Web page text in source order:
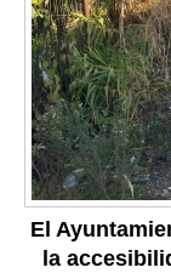
El
la